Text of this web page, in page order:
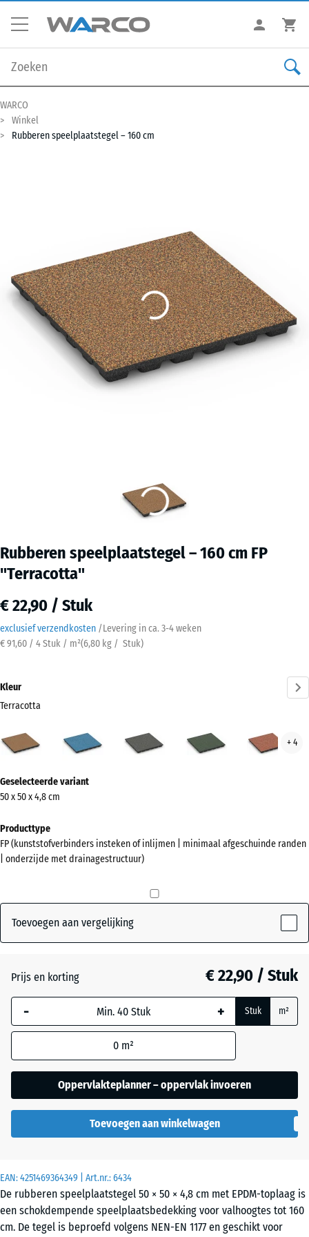
WARCO
Winkel
Rubberen speelplaatstegel – 160 cm
Rubberen speelplaatstegel – 160 cm FP
"Terracotta"
€ 22,90 / Stuk
exclusief verzendkosten /Levering in ca. 3-4 weken
€ 91,60 / 4 Stuk / m²(6,80 kg / Stuk)
EAN:4251469364349 | Art.nr.:6434
De rubberen speelplaatstegel 50 × 50 × 4,8 cm met EPDM-toplaag is
een schokdempende speelplaatsbedekking voor valhoogtes tot 160
cm. De tegel is beproefd volgens NEN-EN 1177 en geschikt voor
Kleur
Terracotta
(active)
Donkergrijs
graniet
gazon
+ 4
informatie
over
kleuren?
Kleurenpalet
(active)
Donkergrijs
graniet
- € 0,40
Grijs
graniet
Geselecteerde variant
50 x 50 x 4,8 cm
Producttype
FP (kunststofverbinders insteken of inlijmen | minimaal afgeschuinde randen
| onderzijde met drainagestructuur)
Toevoegen aan vergelijking
Prijs en korting € 22,90 / Stuk
- + Stuk m²
0 m²
Oppervlakteplanner – oppervlak invoeren
Toevoegen aan winkelwagen